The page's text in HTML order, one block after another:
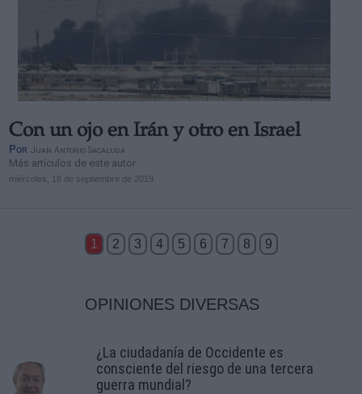
Con un ojo en Irán y otro en Israel
Por Juan Antonio Sacaluga
Más artículos de este autor
miércoles, 18 de septiembre de 2019
1 2 3 4 5 6 7 8 9
OPINIONES DIVERSAS
¿La ciudadanía de Occidente es
consciente del riesgo de una tercera
guerra mundial?